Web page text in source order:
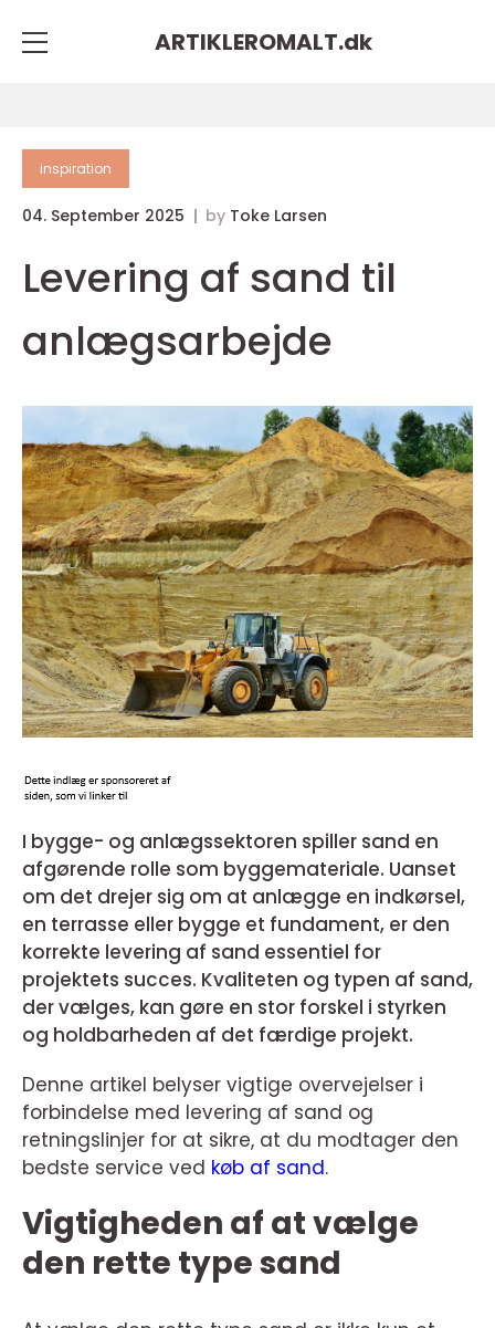
ARTIKLEROMALT.dk
inspiration
04. September 2025 by Toke Larsen
Levering af sand til
anlægsarbejde
I bygge- og anlægssektoren spiller sand en
afgørende rolle som byggemateriale. Uanset
om det drejer sig om at anlægge en indkørsel,
en terrasse eller bygge et fundament, er den
korrekte levering af sand essentiel for
projektets succes. Kvaliteten og typen af sand,
der vælges, kan gøre en stor forskel i styrken
og holdbarheden af det færdige projekt.
Denne artikel belyser vigtige overvejelser i
forbindelse med levering af sand og
retningslinjer for at sikre, at du modtager den
bedste service ved køb af sand.
Vigtigheden af at vælge
den rette type sand